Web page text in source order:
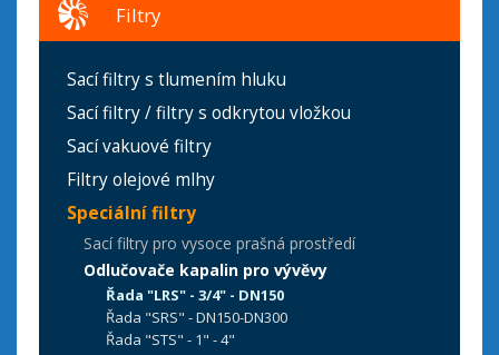
Filtry
Sací filtry s tlumením hluku
Sací filtry / filtry s odkrytou vložkou
Sací vakuové filtry
Filtry olejové mlhy
Speciální filtry
Sací filtry pro vysoce prašná prostředí
Odlučovače kapalin pro vývěvy
Řada "LRS" - 3/4" - DN150
Řada "SRS" - DN150-DN300
Řada "STS" - 1" - 4"